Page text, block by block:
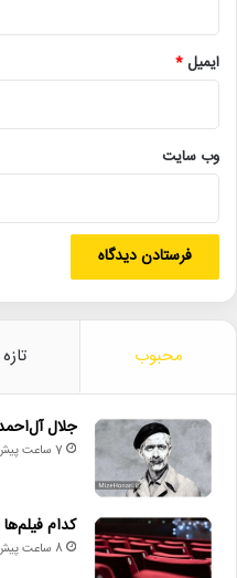
رایانامه
مهلت دریافت آثار، داستان‌های
بر دریافت تندیس و لوح یادبود،
کرد.
سیدعباس صالحی، وزیر فرهنگ و
امور فرهنگی وزارت فرهنگ،
روابط عمومی و اطلاع‌رسانی این
امور فرهنگی رونمایی شد.
لینک خبر
ایمیل*
وب‌ سایت
محبوب
جلال
7 ساعت پیش
کدام
8 ساعت پیش